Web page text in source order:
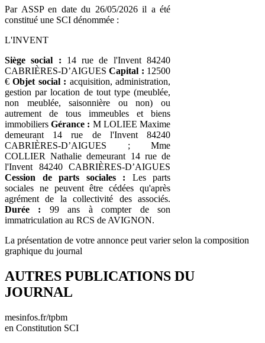
Par ASSP en date du 26/05/2026 il a été
constitué une SCI dénommée :
L'INVENT
Siège social : 14 rue de l'Invent 84240
CABRIÈRES-D’AIGUESCapital : 12500
€Objet social : acquisition, administration,
gestion par location de tout type (meublée,
non meublée, saisonnière ou non) ou
autrement de tous immeubles et biens
immobiliersGérance : M LOLIEE Maxime
demeurant 14 rue de l'Invent 84240
CABRIÈRES-D’AIGUES ; Mme
COLLIER Nathalie demeurant 14 rue de
l'Invent 84240 CABRIÈRES-D’AIGUES
Cession de parts sociales : Les parts
sociales ne peuvent être cédées qu'après
agrément de la collectivité des associés.
Durée : 99 ans à compter de son
immatriculation au RCS de AVIGNON.
La présentation de votre annonce peut varier selon la composition
graphique du journal
AUTRES PUBLICATIONS DU
JOURNAL
mesinfos.fr/tpbm
en Constitution SCI